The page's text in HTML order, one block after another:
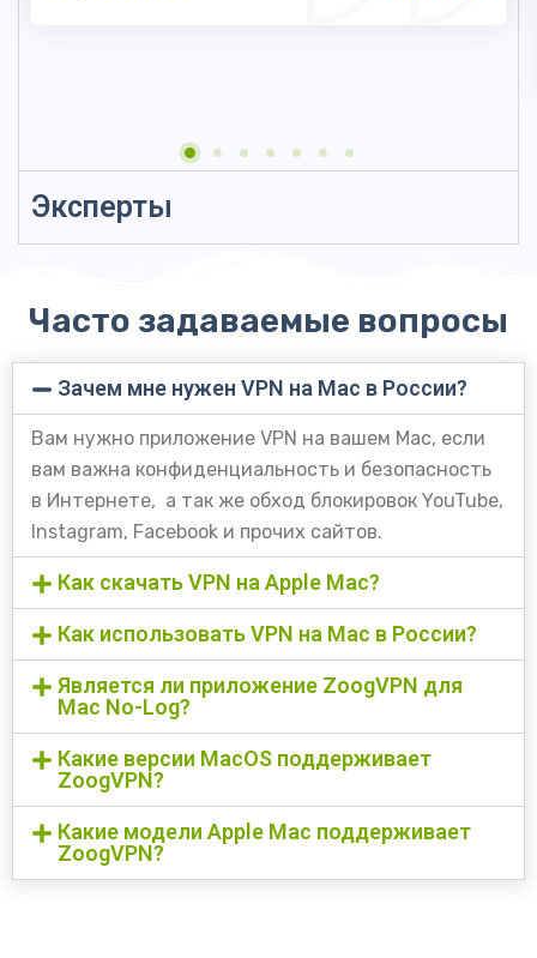
Эксперты
Часто задаваемые вопросы
Зачем мне нужен VPN на Mac в России?
Вам нужно приложение VPN на вашем Mac, если
вам важна конфиденциальность и безопасность
в Интернете, а так же обход блокировок YouTube,
Instagram, Facebook и прочих сайтов.
Как скачать VPN на Apple Mac?
Как использовать VPN на Mac в России?
Является ли приложение ZoogVPN для
Mac No-Log?
Какие версии MacOS поддерживает
ZoogVPN?
Какие модели Apple Mac поддерживает
ZoogVPN?